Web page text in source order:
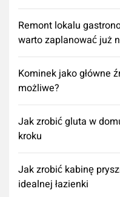
​Remont lokalu
warto zaplanować już
Kominek jako główne
możliwe?
Jak zrobić gluta w
kroku
Jak zrobić kabinę
idealnej łazienki